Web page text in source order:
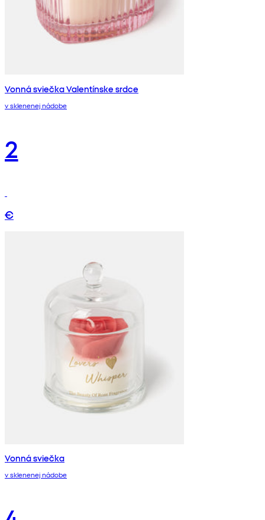
Vonná sviečka Valentínske srdce
v sklenenej nádobe
2
€
Vonná sviečka
v sklenenej nádobe